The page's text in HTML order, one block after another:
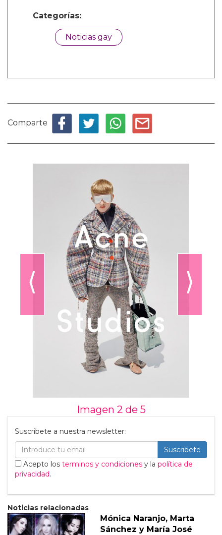
Categorías:
Noticias gay
Comparte
⟨ ⟩
Imagen 2 de 5
Suscribete a nuestra newsletter:
Suscribete
Acepto los terminos y condiciones y la política de
privacidad.
Noticias relacionadas
Mónica Naranjo, Marta
Sánchez y María José